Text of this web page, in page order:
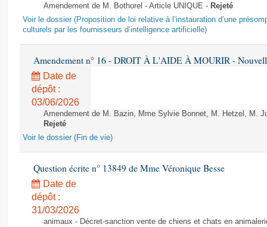
Amendement de M. Bothorel - Article UNIQUE - Rejeté
Voir le dossier (Proposition de loi relative à l’instauration d’une
culturels par les fournisseurs d’intelligence artificielle)
Amendement n° 16 - DROIT À L'AIDE À MOURIR -
Date de
dépôt :
03/06/2026
Amendement de M. Bazin, Mme Sylvie Bonnet, M. Hetzel, M.
Rejeté
Voir le dossier (Fin de vie)
Question écrite n° 13849 de Mme Véronique Besse
Date de
dépôt :
31/03/2026
animaux - Décret-sanction vente de chiens et chats en